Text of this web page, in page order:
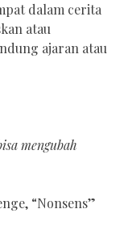
dalam cerita
atau
ajaran atau
mengubah
“Nonsens”